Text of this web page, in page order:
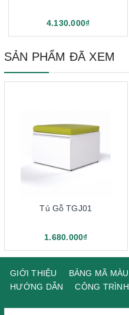
4.130.000₫
SẢN PHẨM ĐÃ XEM
Tủ Gỗ TGJ01
1.680.000₫
GIỚI THIỆU BẢNG MÃ MÀU
HƯỚNG DẪN
CÔNG TRÌNH